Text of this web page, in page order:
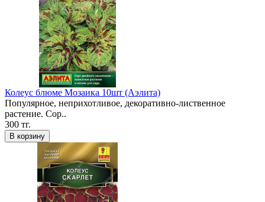
Колеус блюме Мозаика 10шт (Аэлита)
Популярное, неприхотливое, декоративно-лиственное
растение. Сор..
300 тг.
В корзину